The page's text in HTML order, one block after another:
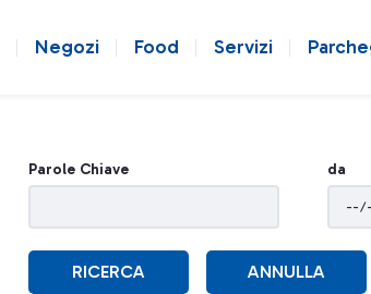
Negozi Food Servizi
Parole Chiave da
RICERCA ANNULLA